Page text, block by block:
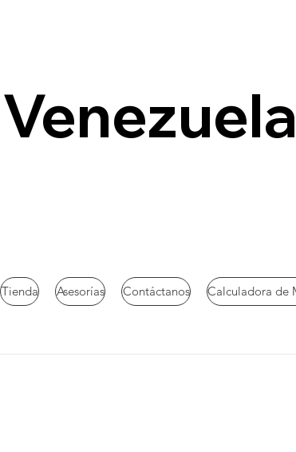
Tienda Asesorías Contáctanos Calculadora de